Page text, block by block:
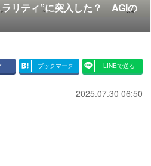
リティ”に突入した？ AGIの
ブックマーク LINEで送る
2025.07.30 06:50